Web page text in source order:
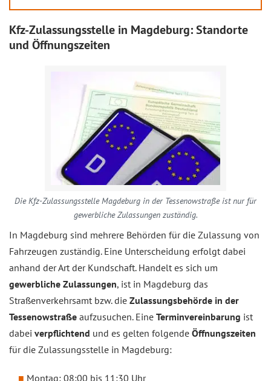
Kfz-Zulassungsstelle in Magdeburg: Standorte
und Öffnungszeiten
Die Kfz-Zulassungsstelle Magdeburg in der Tessenowstraße ist nur für
gewerbliche Zulassungen zuständig.
In Magdeburg sind mehrere Behörden für die Zulassung von
Fahrzeugen zuständig. Eine Unterscheidung erfolgt dabei
anhand der Art der Kundschaft. Handelt es sich um
gewerbliche Zulassungen, ist in Magdeburg das
Straßenverkehrsamt bzw. die Zulassungsbehörde in der
Tessenowstraße aufzusuchen. Eine Terminvereinbarung ist
dabei verpflichtend und es gelten folgende Öffnungszeiten
für die Zulassungsstelle in Magdeburg:
Montag: 08:00 bis 11:30 Uhr